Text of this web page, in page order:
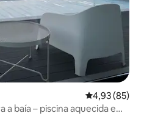
4,93 de uma
4,93 (85)
a baía – piscina aquecida e